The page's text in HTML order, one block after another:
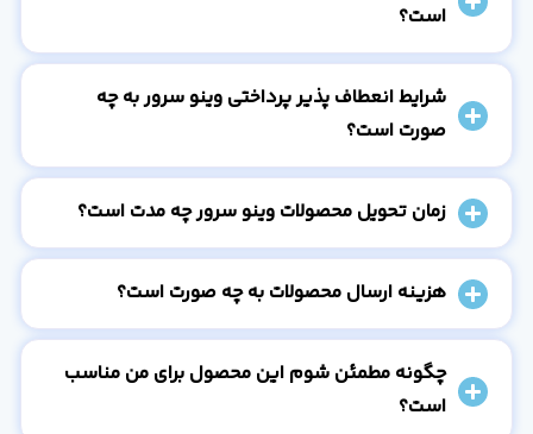
است؟
شرایط انعطاف پذیر پرداختی وینو سرور به چه
صورت است؟
زمان تحویل محصولات وینو سرور چه مدت است؟
هزینه ارسال محصولات به چه صورت است؟
چگونه مطمئن شوم این محصول برای من مناسب
است؟